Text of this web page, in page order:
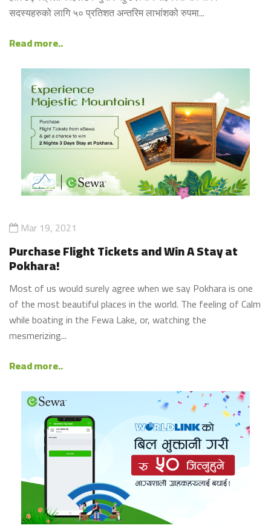
सदस्यहरुको लागि ५० प्रतिशत अन्तरिम लाभांशको रुपमा...
Read more..
Mar 19, 2021
Purchase Flight Tickets and Win A Stay at
Pokhara!
Most of us would surely agree when we say Pokhara is one
of the most beautiful places in the world. The feeling of Calm
while boating in the Fewa Lake, or, watching the
mesmerizing...
Read more..